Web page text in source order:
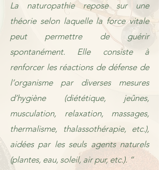
La naturopathie repose sur une
théorie selon laquelle la force vitale
peut permettre de guérir
spontanément. Elle consiste à
renforcer les réactions de défense de
l’organisme par diverses mesures
d’hygiène (diététique, jeûnes,
musculation, relaxation, massages,
thermalisme, thalassothérapie, etc.),
aidées par les seuls agents naturels
(plantes, eau, soleil, air pur, etc.). “